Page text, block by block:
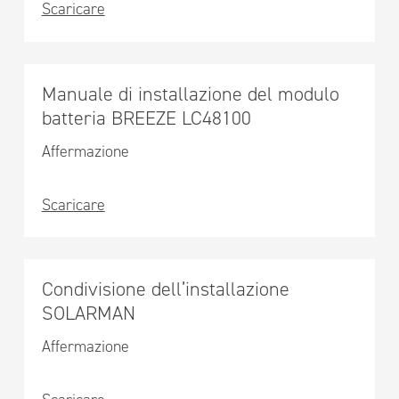
Scaricare
Manuale di installazione del modulo
batteria BREEZE LC48100
Affermazione
Scaricare
Condivisione dell’installazione
SOLARMAN
Affermazione